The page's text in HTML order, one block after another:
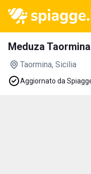
Meduza Taormina
Taormina, Sicilia
Aggiornato da